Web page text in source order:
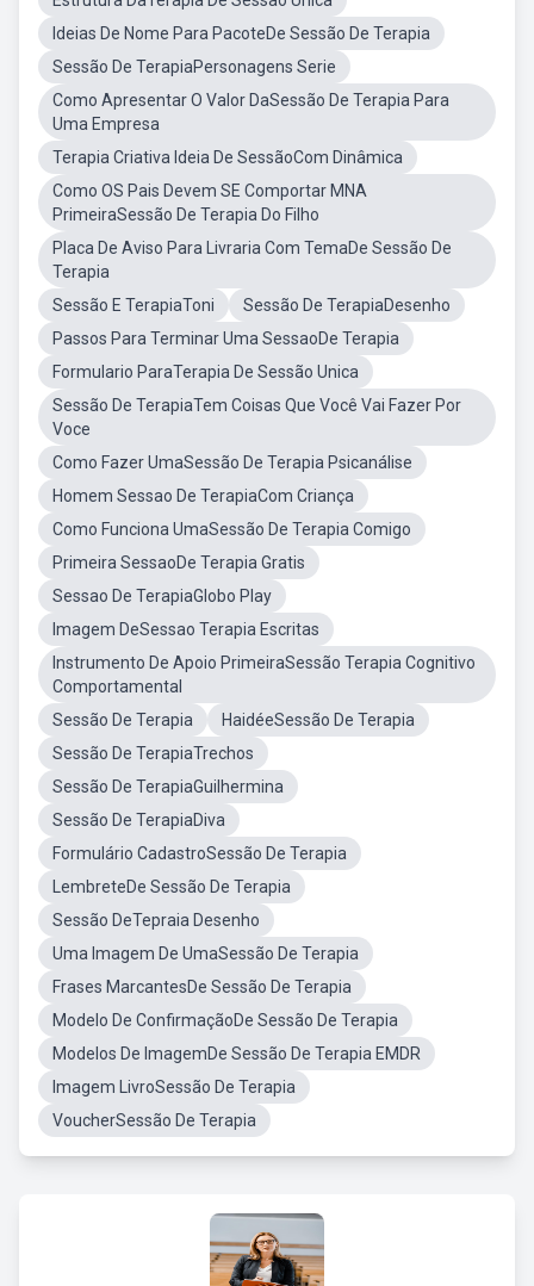
Ideias De Nome Para PacoteDe Sessão De Terapia
Sessão De TerapiaPersonagens Serie
Como Apresentar O Valor DaSessão De Terapia Para
Uma Empresa
Terapia Criativa Ideia De SessãoCom Dinâmica
Como OS Pais Devem SE Comportar MNA
PrimeiraSessão De Terapia Do Filho
Placa De Aviso Para Livraria Com TemaDe Sessão De
Terapia
Sessão E TerapiaToni
Sessão De TerapiaDesenho
Passos Para Terminar Uma SessaoDe Terapia
Formulario ParaTerapia De Sessão Unica
Sessão De TerapiaTem Coisas Que Você Vai Fazer Por
Voce
Como Fazer UmaSessão De Terapia Psicanálise
Homem Sessao De TerapiaCom Criança
Como Funciona UmaSessão De Terapia Comigo
Primeira SessaoDe Terapia Gratis
Sessao De TerapiaGlobo Play
Imagem DeSessao Terapia Escritas
Instrumento De Apoio PrimeiraSessão Terapia Cognitivo
Comportamental
Sessão De Terapia
HaidéeSessão De Terapia
Sessão De TerapiaTrechos
Sessão De TerapiaGuilhermina
Sessão De TerapiaDiva
Formulário CadastroSessão De Terapia
LembreteDe Sessão De Terapia
Sessão DeTepraia Desenho
Uma Imagem De UmaSessão De Terapia
Frases MarcantesDe Sessão De Terapia
Modelo De ConfirmaçãoDe Sessão De Terapia
Modelos De ImagemDe Sessão De Terapia EMDR
Imagem LivroSessão De Terapia
VoucherSessão De Terapia